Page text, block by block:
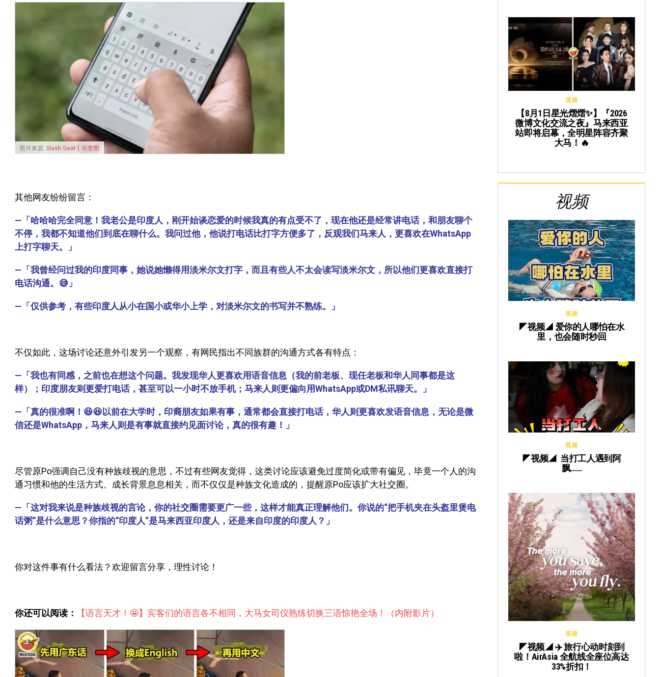
照片来源: Slash Gear丨示意图
其他网友纷纷留言：
—「哈哈哈完全同意！我老公是印度人，刚开始谈恋爱的时候我真的有点受不了，现在他还是经常讲电话，和朋友聊个
不停，我都不知道他们到底在聊什么。我问过他，他说打电话比打字方便多了，反观我们马来人，更喜欢在WhatsApp
上打字聊天。」
—「我曾经问过我的印度同事，她说她懒得用淡米尔文打字，而且有些人不太会读写淡米尔文，所以他们更喜欢直接打
电话沟通。😅」
—「仅供参考，有些印度人从小在国小或华小上学，对淡米尔文的书写并不熟练。」
不仅如此，这场讨论还意外引发另一个观察，有网民指出不同族群的沟通方式各有特点：
—「我也有同感，之前也在想这个问题。我发现华人更喜欢用语音信息（我的前老板、现任老板和华人同事都是这
样）；印度朋友则更爱打电话，甚至可以一小时不放手机；马来人则更偏向用WhatsApp或DM私讯聊天。」
—「真的很准啊！😆😆以前在大学时，印裔朋友如果有事，通常都会直接打电话，华人则更喜欢发语音信息，无论是微
信还是WhatsApp，马来人则是有事就直接约见面讨论，真的很有趣！」
尽管原Po强调自己没有种族歧视的意思，不过有些网友觉得，这类讨论应该避免过度简化或带有偏见，毕竟一个人的沟
通习惯和他的生活方式、成长背景息息相关，而不仅仅是种族文化造成的，提醒原Po应该扩大社交圈。
—「这对我来说是种族歧视的言论，你的社交圈需要更广一些，这样才能真正理解他们。你说的“把手机夹在头盔里煲电
话粥”是什么意思？你指的“印度人”是马来西亚印度人，还是来自印度的印度人？」
你对这件事有什么看法？欢迎留言分享，理性讨论！
你还可以阅读： 【语言天才！🤩】宾客们的语言各不相同，大马女司仪熟练切换三语惊艳全场！（内附影片）
通稿
【8月1日星光熠熠✨】『2026
微博文化交流之夜』马来西亚
站即将启幕，全明星阵容齐聚
大马！🔥
视频
视频
◤视频◢ 爱你的人哪怕在水
里，也会随时秒回
视频
◤视频◢ 当打工人遇到阿
飘……
视频
◤视频◢ ✈️ 旅行心动时刻到
啦！AirAsia 全航线全座位高达
33%折扣！